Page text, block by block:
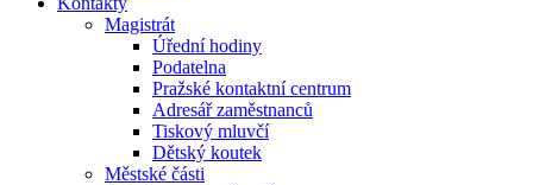
Magistrát
Úřední hodiny
Podatelna
Pražské kontaktní centrum
Adresář zaměstnanců
Tiskový mluvčí
Dětský koutek
Městské části